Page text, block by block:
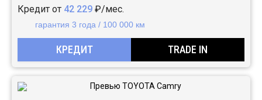
Кредит от 42 229 ₽/мес.
гарантия 3 года / 100 000 км
КРЕДИТ TRADE IN